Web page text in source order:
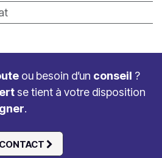
CONTACT
ou besoin d’un conseil ?
se tient à votre disposition
.